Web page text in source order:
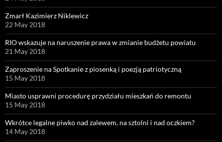
Zmarł Kazimierz Niklewicz
22 May 2018
RIO wskazuje na naruszenie prawa w zmianie budżetu powiatu
21 May 2018
Zaproszenie na Spotkanie z piosenką i poezją patriotyczną
15 May 2018
Miasto usprawni procedurę przydziału mieszkań do remontu
15 May 2018
Wkrótce legalne piwko nad zalewem, na sztolni i nad oczkiem?
14 May 2018